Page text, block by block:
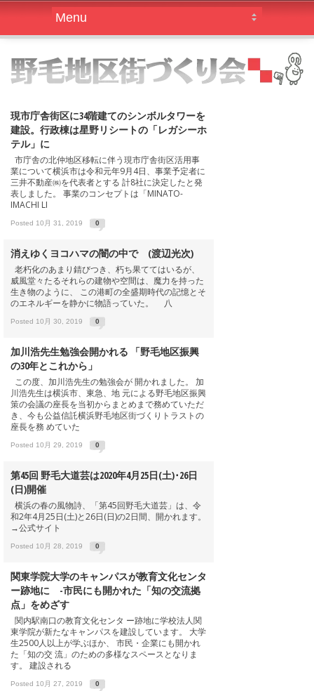
現市庁舎街区に34階建てのシンボルタワーを
建設。行政棟は星野リシートの「レガシーホ
テル」に
市庁舎の北仲地区移転に伴う現市庁舎街区活用事
業について横浜市は令和元年9月4日、事業予定者に
三井不動産㈱を代表者とする 計8社に決定したと発
表しました。 事業のコンセプトは「MINATO-
IMACHI LI
Posted 10月 31, 2019 0
消えゆくヨコハマの闇の中で (渡辺光次)
老朽化のあまり錆びつき、朽ち果ててはいるが、
威風堂々たるそれらの建物や空間は、魔力を持った
生き物のように、 この港町の全盛期時代の記憶とそ
のエネルギーを静かに物語っていた。 八
Posted 10月 30, 2019 0
加川浩先生勉強会開かれる 「野毛地区振興
の30年とこれから」
この度、加川浩先生の勉強会が 開かれました。 加
川浩先生は横浜市、東急、地 元による野毛地区振興
策の会議の座長を当初からまとめまで務めていただ
き、今も公益信託横浜野毛地区街づくりトラストの
座長を務 めていた
Posted 10月 29, 2019 0
第45回 野毛大道芸は2020年4月25日(土)･26日
(日)開催
横浜の春の風物詩、「第45回野毛大道芸」は、令
和2年4月25日(土)と26日(日)の2日間、開かれます。
→公式サイト
Posted 10月 28, 2019 0
関東学院大学のキャンパスが教育文化センタ
ー跡地に -市民にも開かれた「知の交流拠
点」をめざす
関内駅南口の教育文化センタ ー跡地に学校法人関
東学院が新たなキャンパスを建設しています。 大学
生2500人以上が学ぶほか、 市民・企業にも開かれ
た「知の交 流」のための多様なスペースとなりま
す。 建設される
Posted 10月 27, 2019 0